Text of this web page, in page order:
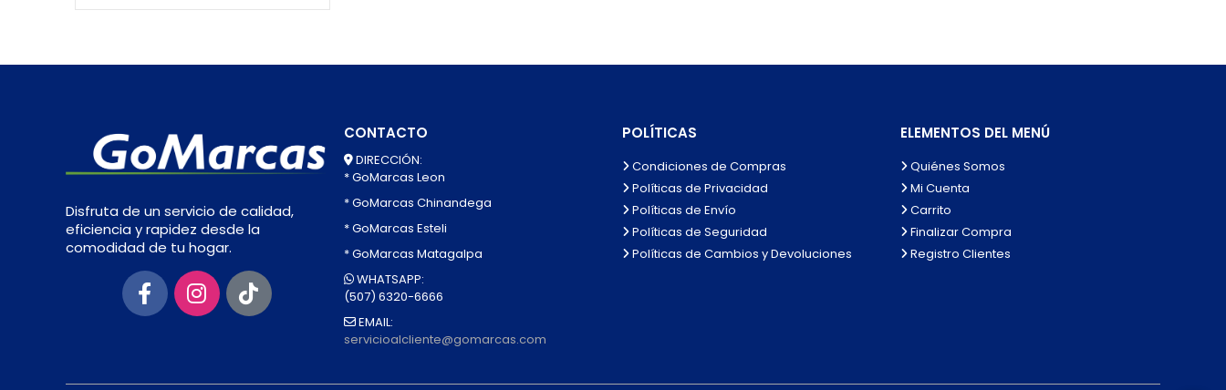
Disfruta de un servicio de calidad,
eficiencia y rapidez desde la
comodidad de tu hogar.
CONTACTO
DIRECCIÓN:
* GoMarcas Leon
* GoMarcas Chinandega
* GoMarcas Esteli
* GoMarcas Matagalpa
WHATSAPP:
(507) 6320-6666
EMAIL:
servicioalcliente@gomarcas.com
POLÍTICAS
Condiciones de Compras
Políticas de Privacidad
Políticas de Envío
Políticas de Seguridad
Políticas de Cambios y Devoluciones
ELEMENTOS DEL MENÚ
Quiénes Somos
Mi Cuenta
Carrito
Finalizar Compra
Registro Clientes